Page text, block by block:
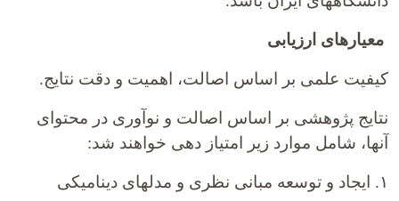
معیارهای ارزیابی
کیفیت علمی بر اساس اصالت، اهمیت و دقت نتایج.
نتایج پژوهشی بر اساس اصالت و نوآوری در محتوای
آنها، شامل موارد زیر امتیاز دهی خواهند شد:
۱. ایجاد و توسعه مبانی نظری و مدلهای دینامیکی